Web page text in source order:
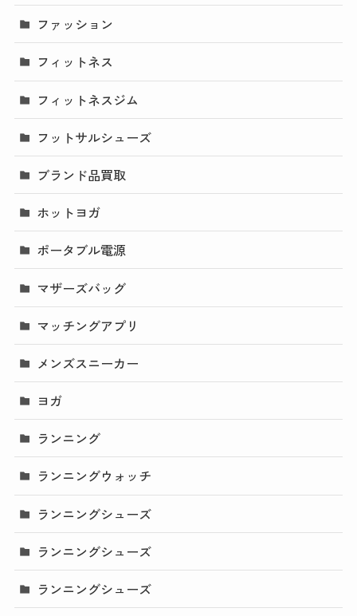
ファッション
フィットネス
フィットネスジム
フットサルシューズ
ブランド品買取
ホットヨガ
ポータブル電源
マザーズバッグ
マッチングアプリ
メンズスニーカー
ヨガ
ランニング
ランニングウォッチ
ランニングシューズ
ランニングシューズ
ランニングシューズ